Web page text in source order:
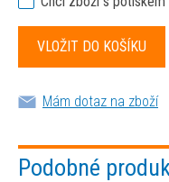
Mám dotaz na zboží
Podobné